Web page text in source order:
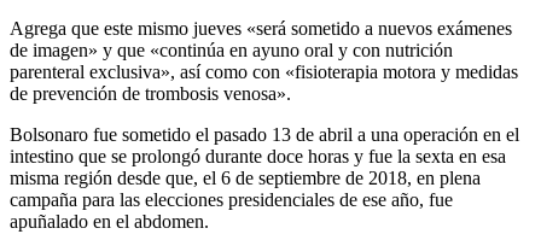
Agrega que este mismo jueves «será sometido a nuevos exámenes
de imagen» y que «continúa en ayuno oral y con nutrición
parenteral exclusiva», así como con «fisioterapia motora y medidas
de prevención de trombosis venosa».
Bolsonaro fue sometido el pasado 13 de abril a una operación en el
intestino que se prolongó durante doce horas y fue la sexta en esa
misma región desde que, el 6 de septiembre de 2018, en plena
campaña para las elecciones presidenciales de ese año, fue
apuñalado en el abdomen.